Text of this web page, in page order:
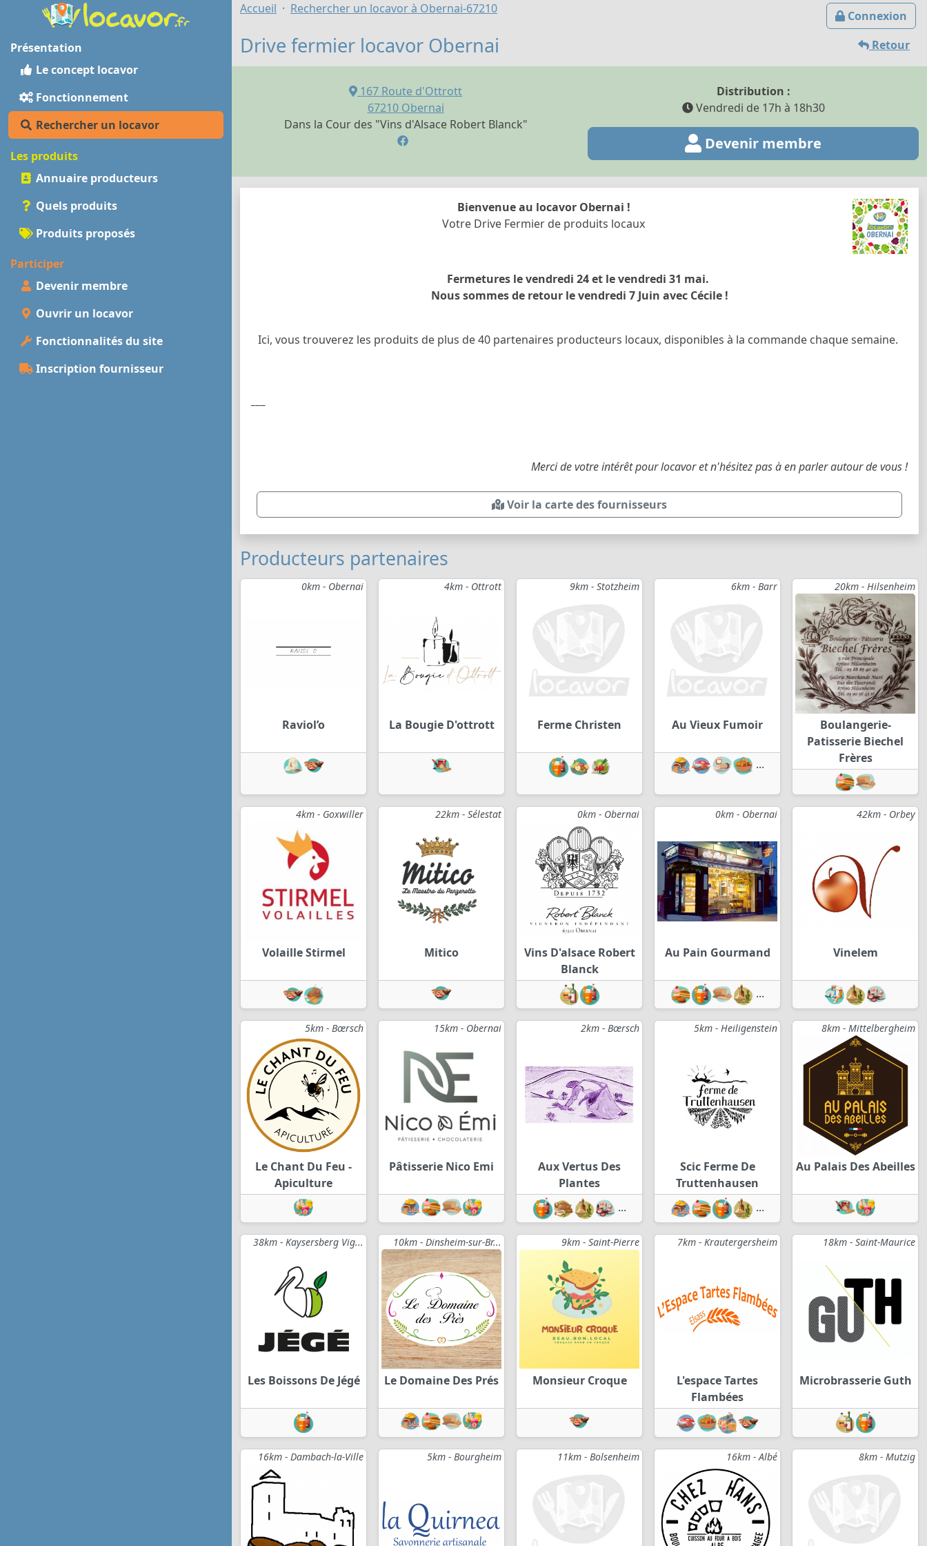
Présentation
Le concept locavor
Fonctionnement
Rechercher un locavor
Les produits
Annuaire producteurs
Quels produits
Produits proposés
Participer
Devenir membre
Ouvrir un locavor
Fonctionnalités du site
Inscription fournisseur
Connexion
Accueil Rechercher un locavor à Obernai-67210
Retour
Drive fermier locavor Obernai
167 Route d'Ottrott
67210 Obernai
Dans la Cour des "Vins d'Alsace Robert Blanck"
Distribution :
Vendredi de 17h à 18h30
Devenir membre
Bienvenue au locavor Obernai !
Votre Drive Fermier de produits locaux
Fermetures le vendredi 24 et le vendredi 31 mai.
Nous sommes de retour le vendredi 7 Juin avec Cécile !
Ici, vous trouverez les produits de plus de 40 partenaires producteurs locaux, disponibles à la commande chaque semaine.
Merci de votre intérêt pour locavor et n'hésitez pas à en parler autour de vous !
Voir la carte des fournisseurs
Producteurs partenaires
0km - Obernai
Raviol’o
4km - Ottrott
La Bougie D'ottrott
9km - Stotzheim
Ferme Christen
6km - Barr
Au Vieux Fumoir
...
20km - Hilsenheim
Boulangerie-
Patisserie Biechel
Frères
4km - Goxwiller
Volaille Stirmel
22km - Sélestat
Mitico
0km - Obernai
Vins D'alsace Robert
Blanck
0km - Obernai
Au Pain Gourmand
...
42km - Orbey
Vinelem
5km - Bœrsch
Le Chant Du Feu -
Apiculture
15km - Obernai
Pâtisserie Nico Emi
2km - Bœrsch
Aux Vertus Des
Plantes
...
5km - Heiligenstein
Scic Ferme De
Truttenhausen
...
8km - Mittelbergheim
Au Palais Des Abeilles
38km - Kaysersberg Vig...
Les Boissons De Jégé
10km - Dinsheim-sur-Br...
Le Domaine Des Prés
9km - Saint-Pierre
Monsieur Croque
7km - Krautergersheim
L'espace Tartes
Flambées
18km - Saint-Maurice
Microbrasserie Guth
16km - Dambach-la-Ville 5km - Bourgheim 11km - Bolsenheim 16km - Albé 8km - Mutzig